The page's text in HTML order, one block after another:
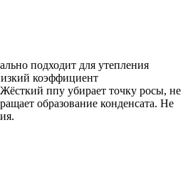
подходит для утепления
коэффициент
ппу убирает точку росы, не
образование конденсата. Не